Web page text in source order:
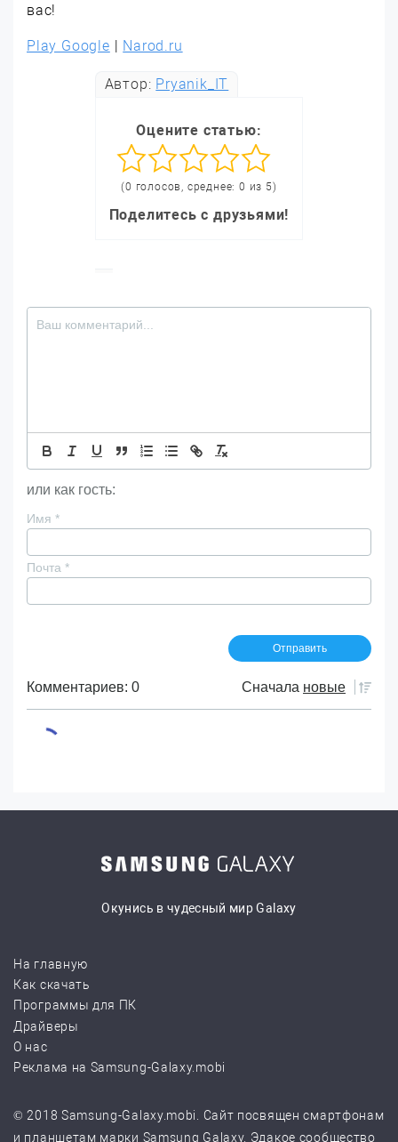
вас!
Play Google | Narod.ru
Автор: Pryanik_IT
Оцените статью:
(0 голосов, среднее: 0 из 5)
Поделитесь с друзьями!
или как гость:
Имя *
Почта *
Комментариев: 0 Сначала новые
Окунись в чудесный мир Galaxy
На главную
Как скачать
Программы для ПК
Драйверы
О нас
Реклама на Samsung-Galaxy.mobi
© 2018 Samsung-Galaxy.mobi. Сайт посвящен смартфонам
и планшетам марки Samsung Galaxy. Эдакое сообщество